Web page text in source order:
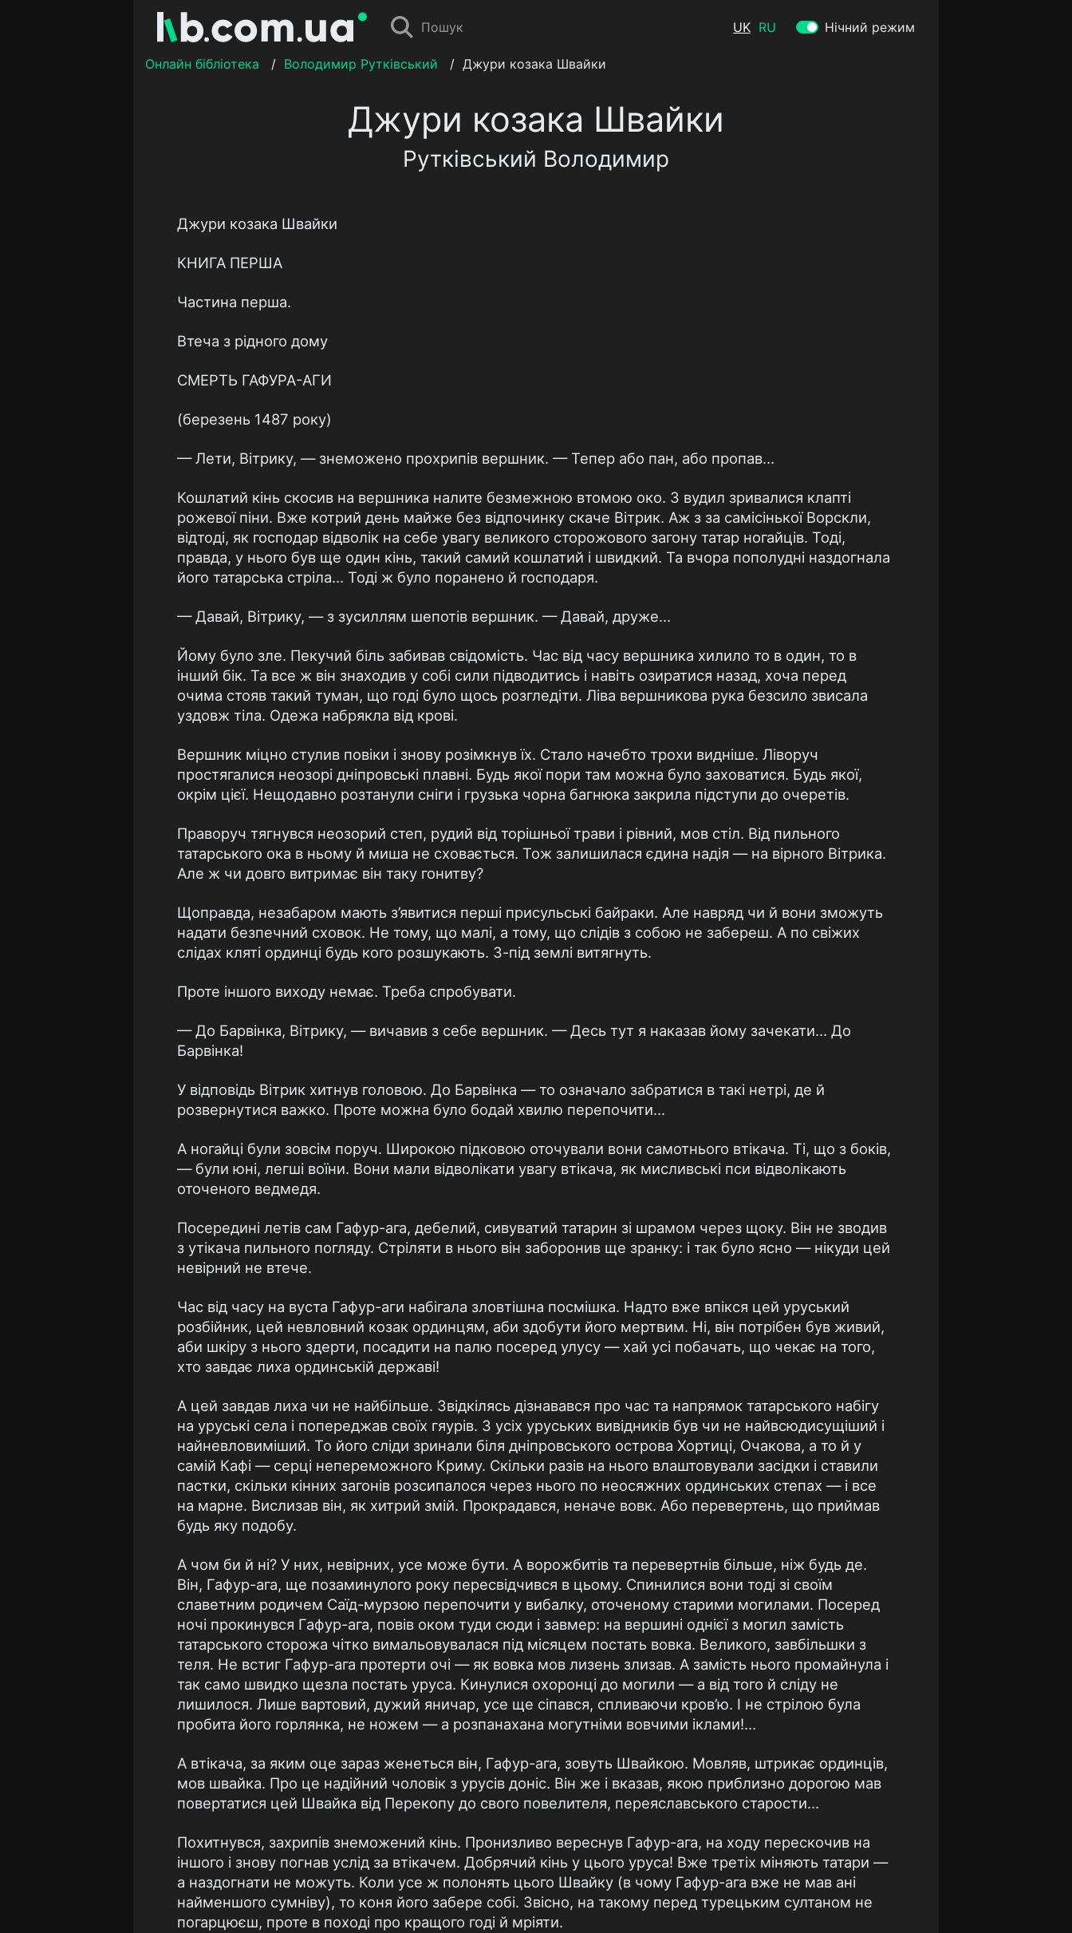
Пошук UK RU Нічний режим
Онлайн бібліотека / Володимир Рутківський / Джури козака Швайки
Джури козака Швайки
Рутківський Володимир
Джури козака Швайки
КНИГА ПЕРША
Частина перша.
Втеча з рідного дому
СМЕРТЬ ГАФУРА-АГИ
(березень 1487 року)
— Лети, Вітрику, — знеможено прохрипів вершник. — Тепер або пан, або пропав…
Кошлатий кінь скосив на вершника налите безмежною втомою око. З вудил зривалися клапті
рожевої піни. Вже котрий день майже без відпочинку скаче Вітрик. Аж з за самісінької Ворскли,
відтоді, як господар відволік на себе увагу великого сторожового загону татар ногайців. Тоді,
правда, у нього був ще один кінь, такий самий кошлатий і швидкий. Та вчора пополудні наздогнала
його татарська стріла… Тоді ж було поранено й господаря.
— Давай, Вітрику, — з зусиллям шепотів вершник. — Давай, друже…
Йому було зле. Пекучий біль забивав свідомість. Час від часу вершника хилило то в один, то в
інший бік. Та все ж він знаходив у собі сили підводитись і навіть озиратися назад, хоча перед
очима стояв такий туман, що годі було щось розгледіти. Ліва вершникова рука безсило звисала
уздовж тіла. Одежа набрякла від крові.
Вершник міцно стулив повіки і знову розімкнув їх. Стало начебто трохи видніше. Ліворуч
простягалися неозорі дніпровські плавні. Будь якої пори там можна було заховатися. Будь якої,
окрім цієї. Нещодавно розтанули сніги і грузька чорна багнюка закрила підступи до очеретів.
Праворуч тягнувся неозорий степ, рудий від торішньої трави і рівний, мов стіл. Від пильного
татарського ока в ньому й миша не сховається. Тож залишилася єдина надія — на вірного Вітрика.
Але ж чи довго витримає він таку гонитву?
Щоправда, незабаром мають з’явитися перші присульські байраки. Але навряд чи й вони зможуть
надати безпечний сховок. Не тому, що малі, а тому, що слідів з собою не забереш. А по свіжих
слідах кляті ординці будь кого розшукають. З-під землі витягнуть.
Проте іншого виходу немає. Треба спробувати.
— До Барвінка, Вітрику, — вичавив з себе вершник. — Десь тут я наказав йому зачекати… До
Барвінка!
У відповідь Вітрик хитнув головою. До Барвінка — то означало забратися в такі нетрі, де й
розвернутися важко. Проте можна було бодай хвилю перепочити…
А ногайці були зовсім поруч. Широкою підковою оточували вони самотнього втікача. Ті, що з боків,
— були юні, легші воїни. Вони мали відволікати увагу втікача, як мисливські пси відволікають
оточеного ведмедя.
Посередині летів сам Гафур-ага, дебелий, сивуватий татарин зі шрамом через щоку. Він не зводив
з утікача пильного погляду. Стріляти в нього він заборонив ще зранку: і так було ясно — нікуди цей
невірний не втече.
Час від часу на вуста Гафур-аги набігала зловтішна посмішка. Надто вже впікся цей уруський
розбійник, цей невловний козак ординцям, аби здобути його мертвим. Ні, він потрібен був живий,
аби шкіру з нього здерти, посадити на палю посеред улусу — хай усі побачать, що чекає на того,
хто завдає лиха ординській державі!
А цей завдав лиха чи не найбільше. Звідкілясь дізнавався про час та напрямок татарського набігу
на уруські села і попереджав своїх гяурів. З усіх уруських вивідників був чи не найвсюдисущіший і
найневловиміший. То його сліди зринали біля дніпровського острова Хортиці, Очакова, а то й у
самій Кафі — серці непереможного Криму. Скільки разів на нього влаштовували засідки і ставили
пастки, скільки кінних загонів розсипалося через нього по неосяжних ординських степах — і все
на марне. Вислизав він, як хитрий змій. Прокрадався, неначе вовк. Або перевертень, що приймав
будь яку подобу.
А чом би й ні? У них, невірних, усе може бути. А ворожбитів та перевертнів більше, ніж будь де.
Він, Гафур-ага, ще позаминулого року пересвідчився в цьому. Спинилися вони тоді зі своїм
славетним родичем Саїд-мурзою перепочити у вибалку, оточеному старими могилами. Посеред
ночі прокинувся Гафур-ага, повів оком туди сюди і завмер: на вершині однієї з могил замість
татарського сторожа чітко вимальовувалася під місяцем постать вовка. Великого, завбільшки з
теля. Не встиг Гафур-ага протерти очі — як вовка мов лизень злизав. А замість нього промайнула і
так само швидко щезла постать уруса. Кинулися охоронці до могили — а від того й сліду не
лишилося. Лише вартовий, дужий яничар, усе ще сіпався, спливаючи кров’ю. І не стрілою була
пробита його горлянка, не ножем — а розпанахана могутніми вовчими іклами!…
А втікача, за яким оце зараз женеться він, Гафур-ага, зовуть Швайкою. Мовляв, штрикає ординців,
мов швайка. Про це надійний чоловік з урусів доніс. Він же і вказав, якою приблизно дорогою мав
повертатися цей Швайка від Перекопу до свого повелителя, переяславського старости…
Похитнувся, захрипів знеможений кінь. Пронизливо вереснув Гафур-ага, на ходу перескочив на
іншого і знову погнав услід за втікачем. Добрячий кінь у цього уруса! Вже третіх міняють татари —
а наздогнати не можуть. Коли усе ж полонять цього Швайку (в чому Гафур-ага вже не мав ані
найменшого сумніву), то коня його забере собі. Звісно, на такому перед турецьким султаном не
погарцюєш, проте в поході про кращого годі й мріяти.